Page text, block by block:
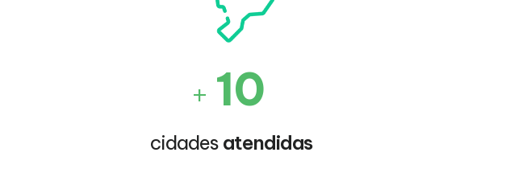
+ 10
cidades atendidas